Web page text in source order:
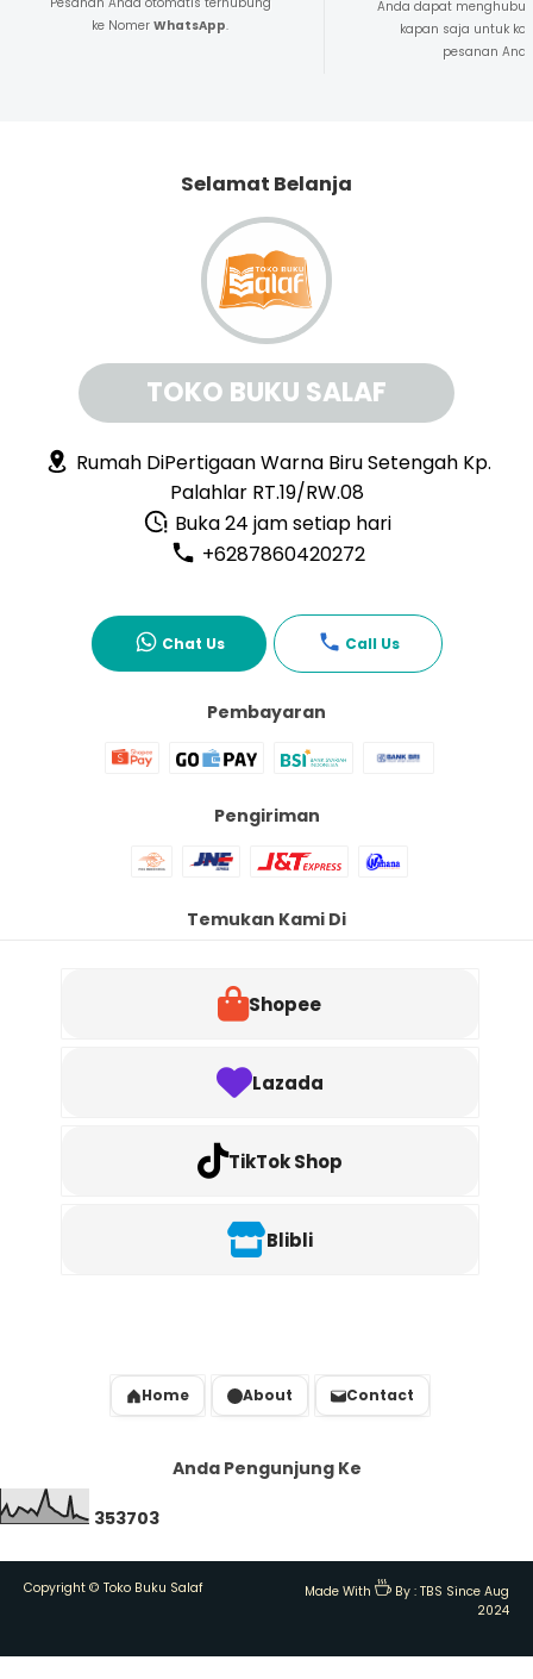
ke NomerWhatsApp.
Anda dapat
kapan saja untuk
pesanan
Selamat Belanja
TOKO BUKU SALAF
Rumah DiPertigaan Warna Biru Setengah Kp.
Palahlar RT.19/RW.08
Buka 24 jam setiap hari
+6287860420272
Chat Us Call Us
Pembayaran
Pengiriman
Temukan Kami Di
Shopee
Lazada
TikTok Shop
Blibli
Home About Contact
Anda Pengunjung Ke
353703
Copyright © Toko Buku Salaf Made With By : TBS Since Aug
2024